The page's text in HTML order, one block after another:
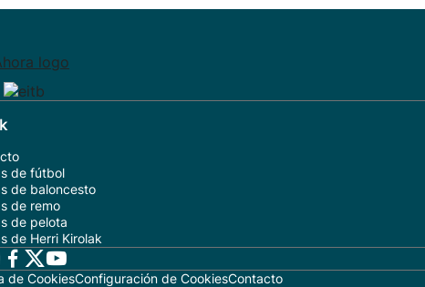
de fútbol
de baloncesto
de remo
de pelota
de Herri Kirolak
de CookiesConfiguración de CookiesContacto